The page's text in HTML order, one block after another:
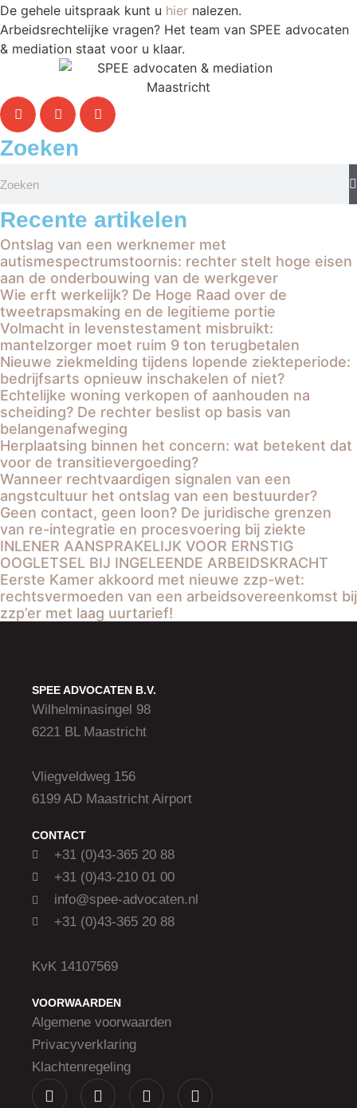
De gehele uitspraak kunt u hier nalezen.
Arbeidsrechtelijke vragen? Het team van SPEE advocaten
& mediation staat voor u klaar.
Zoeken
Recente artikelen
Ontslag van een werknemer met
autismespectrumstoornis: rechter stelt hoge eisen
aan de onderbouwing van de werkgever
Wie erft werkelijk? De Hoge Raad over de
tweetrapsmaking en de legitieme portie
Volmacht in levenstestament misbruikt:
mantelzorger moet ruim 9 ton terugbetalen
Nieuwe ziekmelding tijdens lopende ziekteperiode:
bedrijfsarts opnieuw inschakelen of niet?
Echtelijke woning verkopen of aanhouden na
scheiding? De rechter beslist op basis van
belangenafweging
Herplaatsing binnen het concern: wat betekent dat
voor de transitievergoeding?
Wanneer rechtvaardigen signalen van een
angstcultuur het ontslag van een bestuurder?
Geen contact, geen loon? De juridische grenzen
van re-integratie en procesvoering bij ziekte
INLENER AANSPRAKELIJK VOOR ERNSTIG
OOGLETSEL BIJ INGELEENDE ARBEIDSKRACHT
Eerste Kamer akkoord met nieuwe zzp-wet:
rechtsvermoeden van een arbeidsovereenkomst bij
zzp’er met laag uurtarief!
SPEE ADVOCATEN B.V.
Wilhelminasingel 98
6221 BL Maastricht
Vliegveldweg 156
6199 AD Maastricht Airport
CONTACT
+31 (0)43-365 20 88
+31 (0)43-210 01 00
info@spee-advocaten.nl
+31 (0)43-365 20 88
KvK 14107569
VOORWAARDEN
Algemene voorwaarden
Privacyverklaring
Klachtenregeling